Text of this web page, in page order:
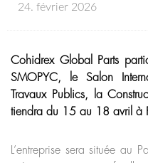
24. février 2026
Cohidrex Global Parts
SMOPYC, le Salon
Travaux Publics, la
tiendra du 15 au 18 avril à
L’entreprise sera située